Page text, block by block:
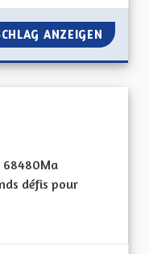
ANZEIGEN ÎLOTS
68480Ma
défis pour